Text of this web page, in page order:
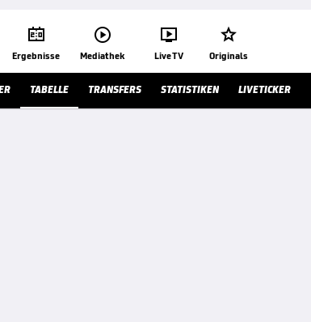

Ergebnisse

Mediathek

Live TV

Originals
TABELLE TRANSFERS STATISTIKEN LIVETICKER